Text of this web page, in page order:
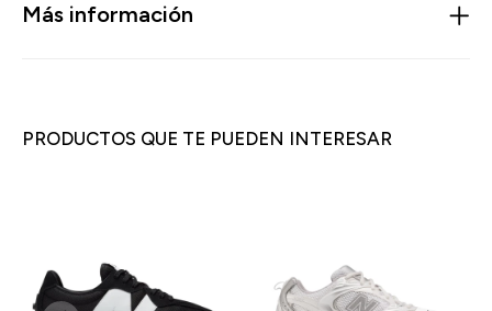
Más información
PRODUCTOS QUE TE PUEDEN INTERESAR